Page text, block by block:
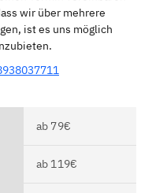
wir über mehrere
ist es uns möglich
ab 79€
ab 119€